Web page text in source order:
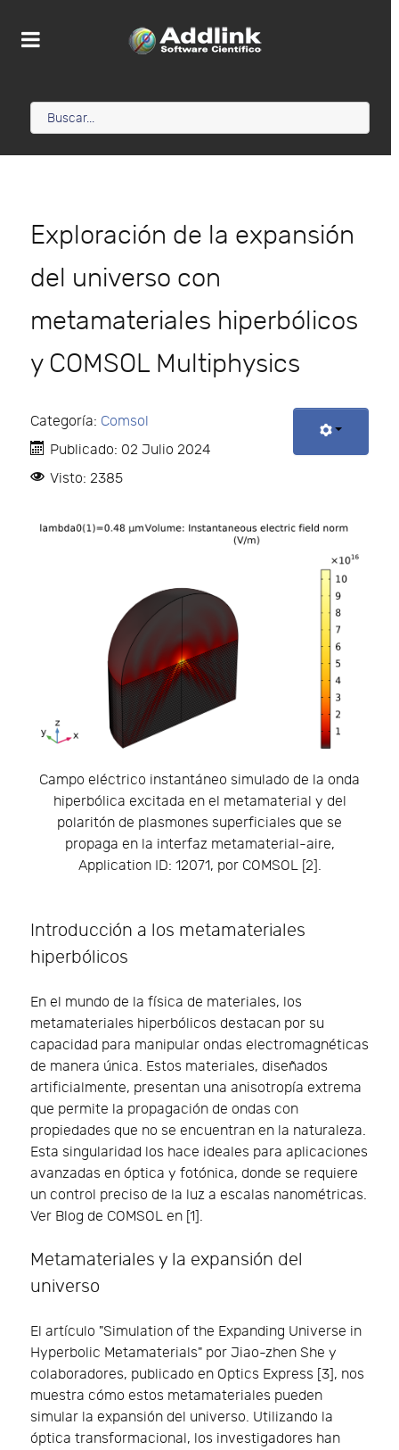
Exploración de la expansión
del universo con
metamateriales hiperbólicos
y COMSOL Multiphysics
Categoría: Comsol
Publicado: 02 Julio 2024
Visto: 2385
Campo eléctrico instantáneo simulado de la onda
hiperbólica excitada en el metamaterial y del
polaritón de plasmones superficiales que se
propaga en la interfaz metamaterial-aire,
Application ID: 12071, por COMSOL [2].
Introducción a los metamateriales
hiperbólicos
En el mundo de la física de materiales, los
metamateriales hiperbólicos destacan por su
capacidad para manipular ondas electromagnéticas
de manera única. Estos materiales, diseñados
artificialmente, presentan una anisotropía extrema
que permite la propagación de ondas con
propiedades que no se encuentran en la naturaleza.
Esta singularidad los hace ideales para aplicaciones
avanzadas en óptica y fotónica, donde se requiere
un control preciso de la luz a escalas nanométricas.
Ver Blog de COMSOL en [1].
Metamateriales y la expansión del
universo
El artículo "Simulation of the Expanding Universe in
Hyperbolic Metamaterials" por Jiao-zhen She y
colaboradores, publicado en Optics Express [3], nos
muestra cómo estos metamateriales pueden
simular la expansión del universo. Utilizando la
óptica transformacional, los investigadores han